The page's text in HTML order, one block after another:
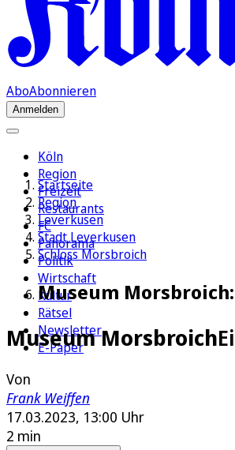
AboAbonnieren
Anmelden
Köln
Region
Freizeit
Restaurants
FC
Panorama
Politik
Wirtschaft
Kultur
Rätsel
Newsletter
E-Paper
Startseite
Region
Leverkusen
Stadt Leverkusen
Schloss Morsbroich
Museum
Museum Morsbroich
Von
Frank Weiffen
17.03.2023, 13:00 Uhr
2 min